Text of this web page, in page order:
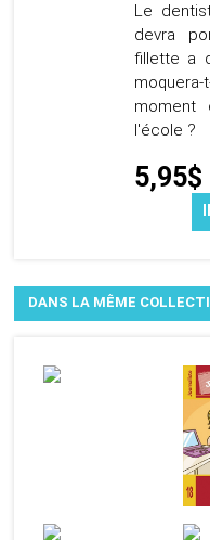
Le
devra
fillette a
moment
l'école ?
5,95$
DANS LA MÊME